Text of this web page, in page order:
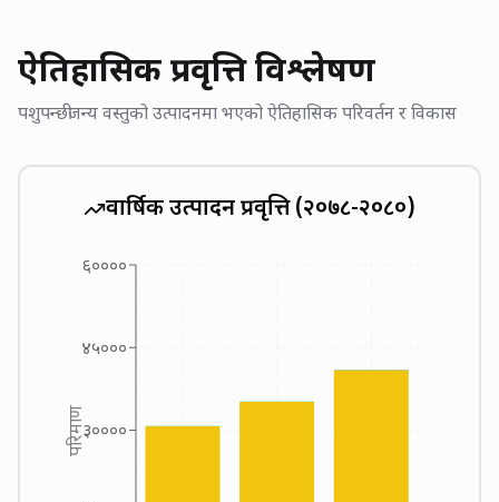
ऐतिहासिक प्रवृत्ति विश्लेषण
पशुपन्छीजन्य वस्तुको उत्पादनमा भएको ऐतिहासिक परिवर्तन र विकास
वार्षिक उत्पादन प्रवृत्ति (२०७८-२०८०)
३००००
४५०००
६००००
परिमाण